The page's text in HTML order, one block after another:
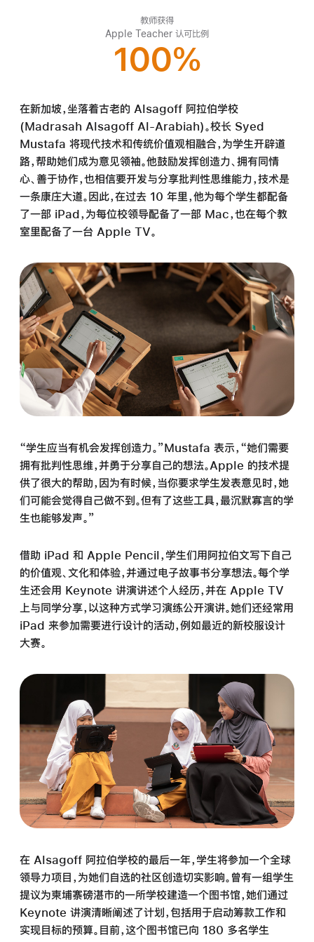
教师获得
Apple Teacher 认可比例
100%
在新加坡，坐落着古老的 Alsagoff 阿拉伯学校
(Madrasah Alsagoff Al-Arabiah)。校长 Syed
Mustafa 将现代技术和传统价值观相融合，为学生开辟道
路，帮助她们成为意见领袖。他鼓励发挥创造力、拥有同情
心、善于协作，也相信要开发与分享批判性思维能力，技术是
一条康庄大道。因此，在过去 10 年里，他为每个学生都配备
了一部 iPad，为每位校领导配备了一部 Mac，也在每个教
室里配备了一台 Apple TV。
“学生应当有机会发挥创造力。”Mustafa 表示，“她们需要
拥有批判性思维，并勇于分享自己的想法。Apple 的技术提
供了很大的帮助，因为有时候，当你要求学生发表意见时，她
们可能会觉得自己做不到。但有了这些工具，最沉默寡言的学
生也能够发声。”
借助 iPad 和 Apple Pencil，学生们用阿拉伯文写下自己
的价值观、文化和体验，并通过电子故事书分享想法。每个学
生还会用 Keynote 讲演讲述个人经历，并在 Apple TV
上与同学分享，以这种方式学习演练公开演讲。她们还经常用
iPad 来参加需要进行设计的活动，例如最近的新校服设计
大赛。
在 Alsagoff 阿拉伯学校的最后一年，学生将参加一个全球
领导力项目，为她们自选的社区创造切实影响。曾有一组学生
提议为柬埔寨磅湛市的一所学校建造一个图书馆，她们通过
Keynote 讲演清晰阐述了计划，包括用于启动筹款工作和
实现目标的预算。目前，这个图书馆已向 180 多名学生